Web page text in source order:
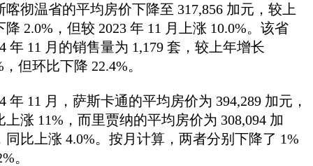
喀彻温省的平均房价下降至 317,856 加元，较上
降 2.0%，但较 2023 年 11 月上涨 10.0%。该省
年 11 月的销售量为 1,179 套，较上年增长
，但环比下降 22.4%。
年 11 月，萨斯卡通的平均房价为 394,289 加元，
上涨 11%，而里贾纳的平均房价为 308,094 加
同比上涨 4.0%。按月计算，两者分别下降了 1%
。